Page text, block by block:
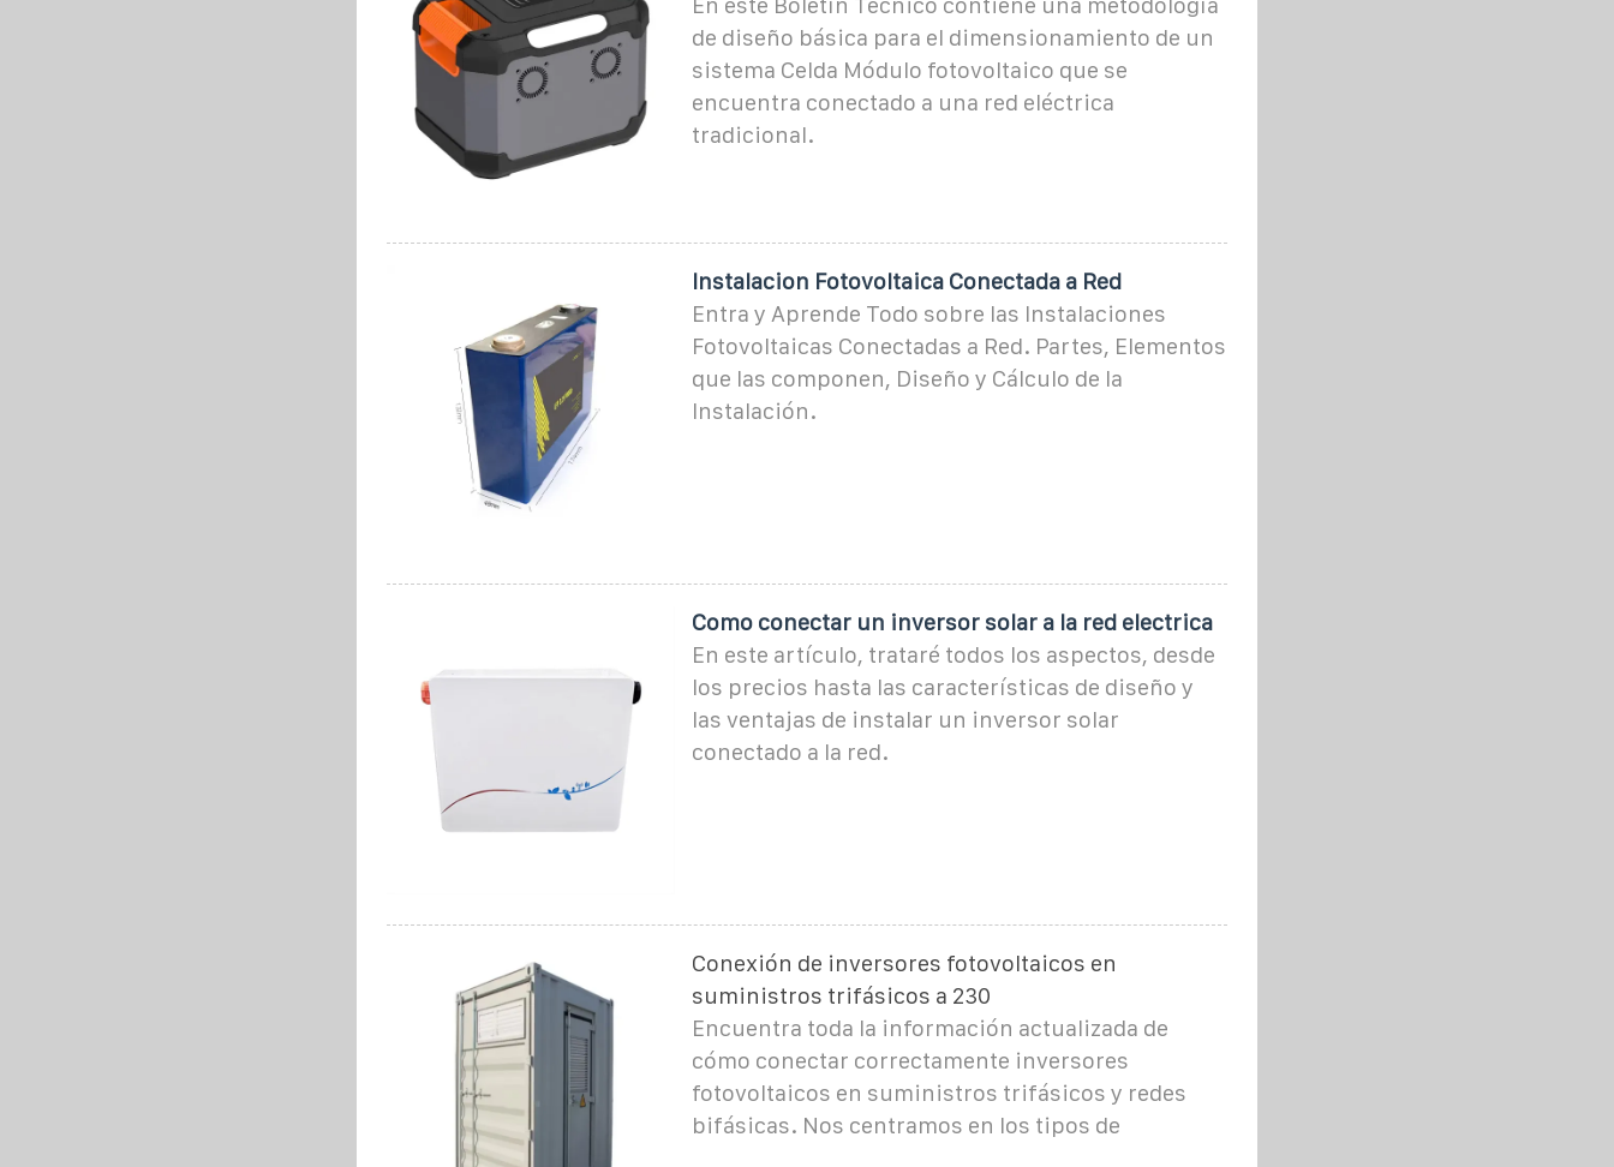
de diseño básica para el dimensionamiento de un
sistema Celda Módulo fotovoltaico que se
encuentra conectado a una red eléctrica
tradicional.
Instalacion Fotovoltaica Conectada a Red
Entra y Aprende Todo sobre las Instalaciones
Fotovoltaicas Conectadas a Red. Partes, Elementos
que las componen, Diseño y Cálculo de la
Instalación.
Como conectar un inversor solar a la red electrica
En este artículo, trataré todos los aspectos, desde
los precios hasta las características de diseño y
las ventajas de instalar un inversor solar
conectado a la red.
Conexión de inversores fotovoltaicos en
suministros trifásicos a 230
Encuentra toda la información actualizada de
cómo conectar correctamente inversores
fotovoltaicos en suministros trifásicos y redes
bifásicas. Nos centramos en los tipos de